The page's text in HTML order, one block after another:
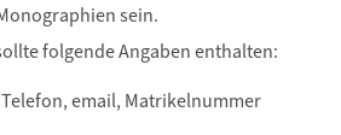
sein.
folgende Angaben enthalten:
email, Matrikelnummer